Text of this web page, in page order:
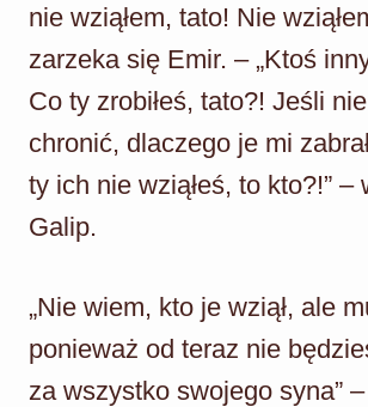
nie wziąłem, tato! Nie
zarzeka się Emir. – „Ktoś
Co ty zrobiłeś, tato?! Jeśli
chronić, dlaczego je mi
ty ich nie wziąłeś, to kto?!” –
Galip.
„Nie wiem, kto je wziął, ale
ponieważ od teraz nie
za wszystko swojego syna”